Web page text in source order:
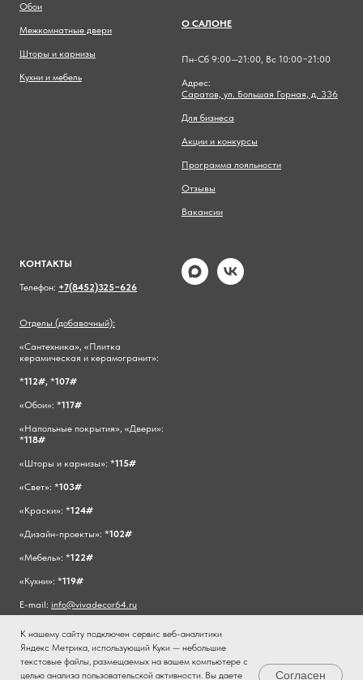
К нашему сайту подключен сервис веб-аналитики
Яндекс Метрика, использующий Куки — небольшие
текстовые файлы, размещаемых на вашем компьютере с
целью анализа пользовательской активности. Вы даете
Согласен
Обои
Межкомнатные двери
Шторы и карнизы
Кухни и мебель
О САЛОНЕ
Пн-Сб 9:00—21:00, Вс 10:00−21:00
Адрес:
Саратов, ул. Большая Горная, д. 336
Для бизнеса
Акции и конкурсы
Программа лояльности
Отзывы
Вакансии
КОНТАКТЫ
Телефон: +7(8452)325−626
Отделы (добавочный):
«Сантехника», «Плитка
керамическая и керамогранит»:
*112#, *107#
«Обои»: *117#
«Напольные покрытия», «Двери»:
*118#
«Шторы и карнизы»: *115#
«Свет»: *103#
«Краски»: *124#
«Дизайн-проекты»: *102#
«Мебель»: *122#
«Кухни»: *119#
E-mail: info@vivadecor64.ru